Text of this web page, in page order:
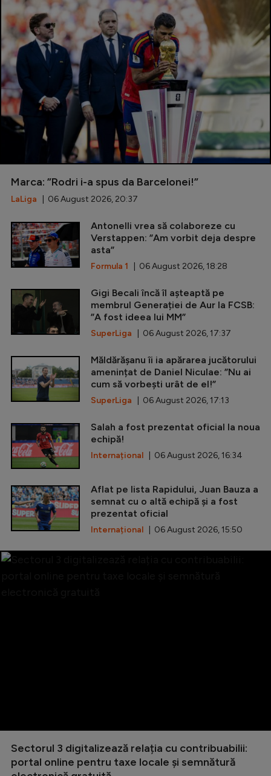
Marca: ”Rodri i-a spus da Barcelonei!”
LaLiga | 06 August 2026, 20:37
Antonelli vrea să colaboreze cu
Verstappen: ”Am vorbit deja despre
asta”
Formula 1 | 06 August 2026, 18:28
Gigi Becali încă îl așteaptă pe
membrul Generației de Aur la FCSB:
”A fost ideea lui MM”
SuperLiga | 06 August 2026, 17:37
Măldărășanu îi ia apărarea jucătorului
amenințat de Daniel Niculae: ”Nu ai
cum să vorbești urât de el!”
SuperLiga | 06 August 2026, 17:13
Salah a fost prezentat oficial la noua
echipă!
Internațional | 06 August 2026, 16:34
Aflat pe lista Rapidului, Juan Bauza a
semnat cu o altă echipă și a fost
prezentat oficial
Internațional | 06 August 2026, 15:50
Sectorul 3 digitalizează relația cu contribuabilii:
portal online pentru taxe locale și semnătură